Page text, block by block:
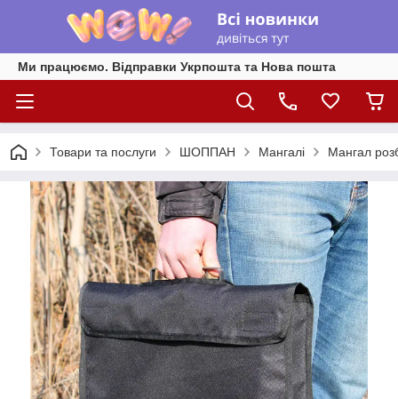
Ми працюємо. Відправки Укрпошта та Нова пошта
Товари та послуги ШОППАН Мангалі Мангал